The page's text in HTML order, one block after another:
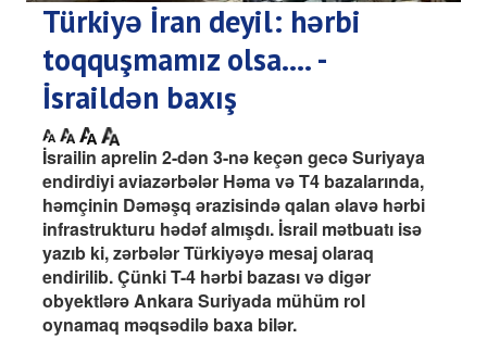
Türkiyə İran deyil: hərbi
toqquşmamız olsa.... -
İsraildən baxış
İsrailin aprelin 2-dən 3-nə keçən gecə Suriyaya
endirdiyi aviazərbələr Həma və T4 bazalarında,
həmçinin Dəməşq ərazisində qalan əlavə hərbi
infrastrukturu hədəf almışdı. İsrail mətbuatı isə
yazıb ki, zərbələr Türkiyəyə mesaj olaraq
endirilib. Çünki T-4 hərbi bazası və digər
obyektlərə Ankara Suriyada mühüm rol
oynamaq məqsədilə baxa bilər.